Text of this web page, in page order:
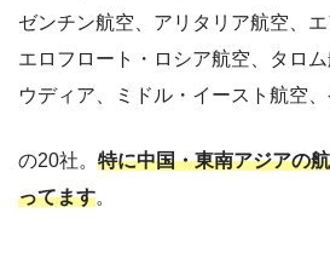
ゼンチン航空、アリタリア航空、
エロフロート・ロシア航空、タロ
ウディア、ミドル・イースト航空
の20社。 特に中国・東南アジアの
ってます。